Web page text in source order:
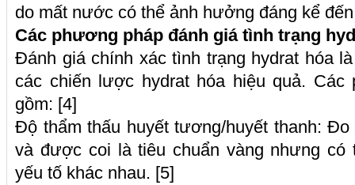
do mất nước có thể ảnh hưởng đáng kể
Các phương pháp đánh giá tình trạng
Đánh giá chính xác tình trạng hydrat hóa
các chiến lược hydrat hóa hiệu quả. Các
gồm: [4]
Độ thẩm thấu huyết tương/huyết thanh:
và được coi là tiêu chuẩn vàng nhưng
yếu tố khác nhau. [5]